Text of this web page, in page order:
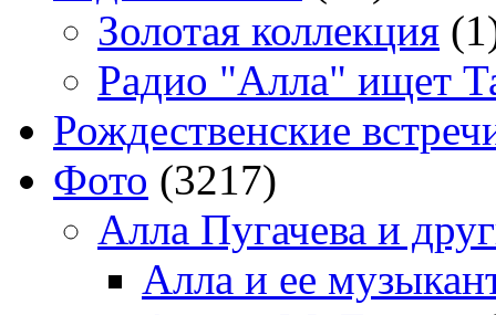
Золотая коллекция
Радио "Алла" ищет
Рождественские
Фото (3217)
Алла Пугачева и
Алла и ее